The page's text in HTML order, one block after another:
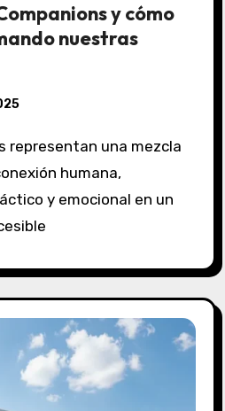
y cómo
nuestras
representan una mezcla
humana,
y emocional en un